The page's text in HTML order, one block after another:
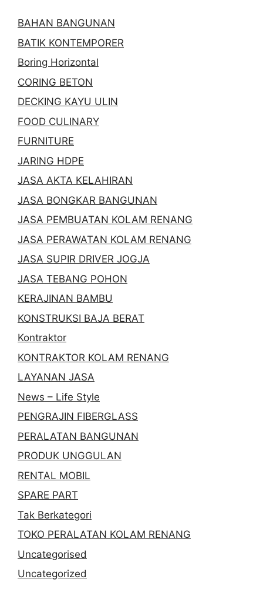
BAHAN BANGUNAN
BATIK KONTEMPORER
Boring Horizontal
CORING BETON
DECKING KAYU ULIN
FOOD CULINARY
FURNITURE
JARING HDPE
JASA AKTA KELAHIRAN
JASA BONGKAR BANGUNAN
JASA PEMBUATAN KOLAM RENANG
JASA PERAWATAN KOLAM RENANG
JASA SUPIR DRIVER JOGJA
JASA TEBANG POHON
KERAJINAN BAMBU
KONSTRUKSI BAJA BERAT
Kontraktor
KONTRAKTOR KOLAM RENANG
LAYANAN JASA
News – Life Style
PENGRAJIN FIBERGLASS
PERALATAN BANGUNAN
PRODUK UNGGULAN
RENTAL MOBIL
SPARE PART
Tak Berkategori
TOKO PERALATAN KOLAM RENANG
Uncategorised
Uncategorized